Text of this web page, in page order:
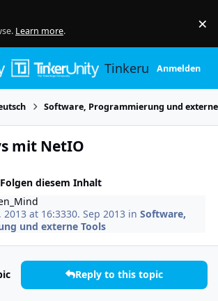
Learn more. ×
TinkerunityAnmelden
Software, Programmierung und
mit NetIO
Folgen diesem Inhalt
at 16:3330. Sep 2013 inSoftware,
und externe Tools
Reply to this topic